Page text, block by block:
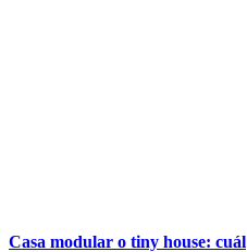
Casa modular o tiny house: cuál